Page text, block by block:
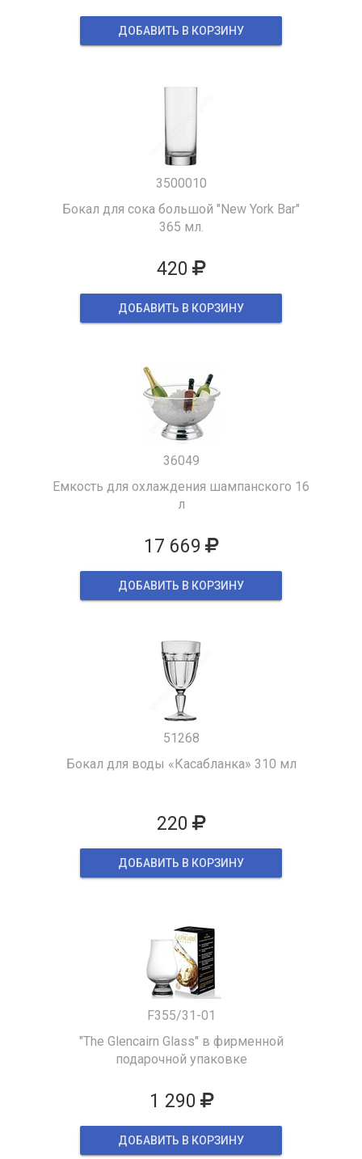
ДОБАВИТЬ В КОРЗИНУ
3500010
Бокал для сока большой "New York Bar"
365 мл.
420
ДОБАВИТЬ В КОРЗИНУ
36049
Емкость для охлаждения шампанского 16
л
17 669
ДОБАВИТЬ В КОРЗИНУ
51268
Бокал для воды «Касабланка» 310 мл
220
ДОБАВИТЬ В КОРЗИНУ
F355/31-01
"The Glencairn Glass" в фирменной
подарочной упаковке
1 290
ДОБАВИТЬ В КОРЗИНУ